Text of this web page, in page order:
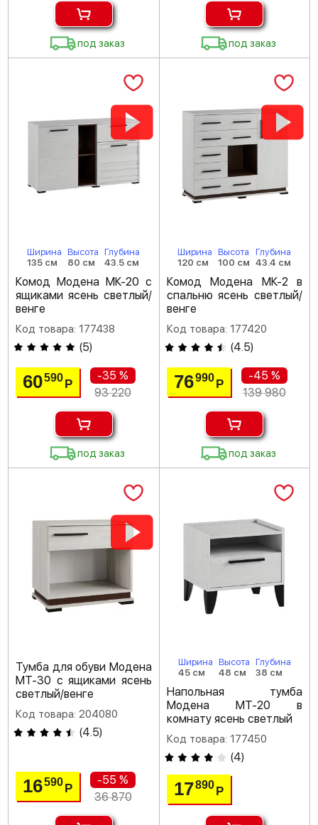
под заказ под заказ
Ширина
135 см
Высота
80 см
Глубина
43.5 см
Комод Модена МК-20 с
ящиками ясень светлый/
венге
Код товара: 177438
(5)
60590Р
-35 %
93 220
под заказ
Ширина
120 см
Высота
100 см
Глубина
43.4 см
Комод Модена МК-2 в
спальню ясень светлый/
венге
Код товара: 177420
(4.5)
76990 Р
-45 %
139 980
под заказ
Тумба для обуви Модена
МТ-30 с ящиками ясень
светлый/венге
Код товара: 204080
(4.5)
16590Р
-55 %
36 870
Ширина
45 см
Высота
48 см
Глубина
38 см
Напольная тумба
Модена МТ-20 в
комнату ясень светлый
Код товара: 177450
(4)
17890 Р